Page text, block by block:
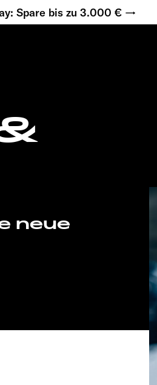
Spare bis zu 3.000 € →
neue